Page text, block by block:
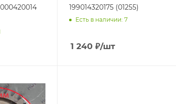
199014320175 (01255)
Есть в наличии: 7
1 240 ₽/шт